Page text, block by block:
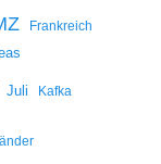
Frankreich
Juli Kafka